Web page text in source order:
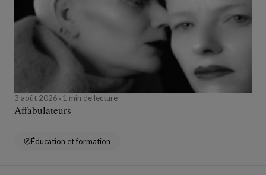
3 août 2026 1 min de lecture
Affabulateurs
Éducation et formation